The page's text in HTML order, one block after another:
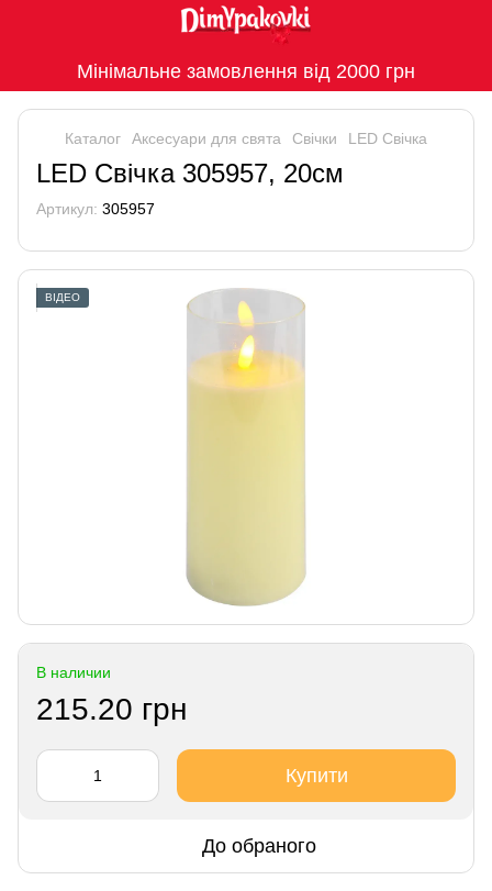
Мінімальне замовлення від 2000 грн
Каталог Аксесуари для свята Свічки LED Свiчка
LED Свiчка 305957, 20см
Артикул: 305957
ВІДЕО
В наличии
215.20 грн
Купити
До обраного